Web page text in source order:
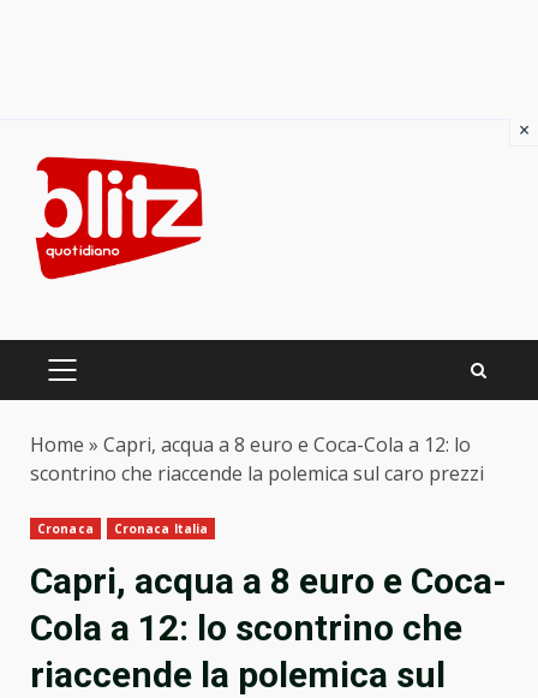
content
PRIMARY
Home » Capri, acqua a 8 euro e Coca-Cola a 12: lo
scontrino che riaccende la polemica sul caro prezzi
Cronaca Cronaca Italia
Capri, acqua a 8 euro e Coca-
Cola a 12: lo scontrino che
riaccende la polemica sul
×